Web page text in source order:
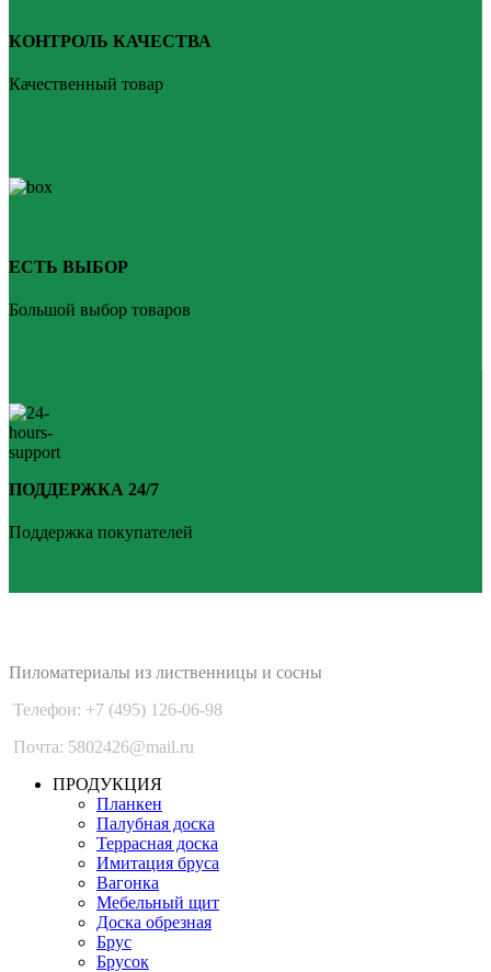
КОНТРОЛЬ КАЧЕСТВА
Качественный товар
ЕСТЬ ВЫБОР
Большой выбор товаров
ПОДДЕРЖКА 24/7
Поддержка покупателей
Пиломатериалы из лиственницы и сосны
Телефон: +7 (495) 126-06-98
Почта: 5802426@mail.ru
ПРОДУКЦИЯ
Планкен
Палубная доска
Террасная доска
Имитация бруса
Вагонка
Мебельный щит
Доска обрезная
Брус
Брусок